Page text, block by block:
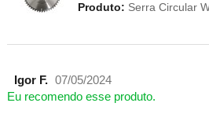
Produto: Serra Circular
Igor F. 07/05/2024
Eu recomendo esse produto.